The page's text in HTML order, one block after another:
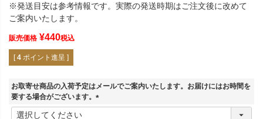
※発送目安は参考情報です。実際の発送時期はご注文後に改めて
ご案内いたします。
販売価格 ¥440税込
[ 4 ポイント進呈 ]
お取寄せ商品の入荷予定はメールでご案内いたします。お届けにはお時間を
要する場合がございます。
(